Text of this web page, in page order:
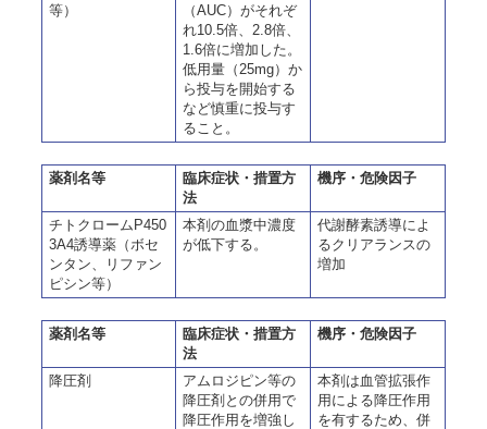
等）
（AUC）がそれぞ
れ10.5倍、2.8倍、
1.6倍に増加した。
低用量（25mg）か
ら投与を開始する
など慎重に投与す
ること。
薬剤名等
臨床症状・措置方
法
機序・危険因子
チトクロームP450
3A4誘導薬（ボセ
ンタン、リファン
ピシン等）
本剤の血漿中濃度
が低下する。
代謝酵素誘導によ
るクリアランスの
増加
薬剤名等
臨床症状・措置方
法
機序・危険因子
降圧剤
アムロジピン等の
降圧剤との併用で
降圧作用を増強し
本剤は血管拡張作
用による降圧作用
を有するため、併